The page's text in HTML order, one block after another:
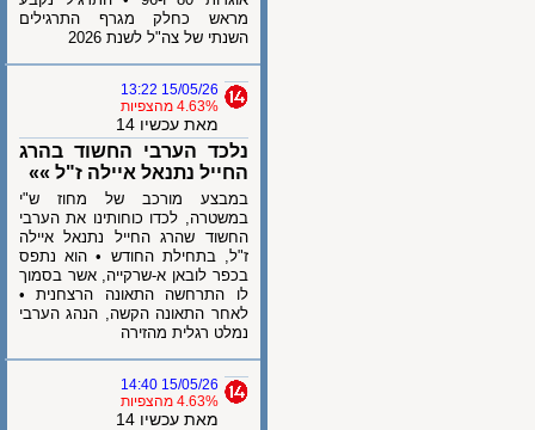
מראש כחלק מגרף התרגילים
השנתי של צה"ל לשנת 2026
15/05/26 13:22
4.63% מהצפיות
מאת עכשיו 14
נלכד הערבי החשוד בהרג
החייל נתנאל איילה ז"ל »»
במבצע מורכב של מחוז ש"י
במשטרה, לכדו כוחותינו את הערבי
החשוד שהרג החייל נתנאל איילה
ז"ל, בתחילת החודש • הוא נתפס
בכפר לובאן א-שרקייה, אשר בסמוך
לו התרחשה התאונה הרצחנית •
לאחר התאונה הקשה, הנהג הערבי
נמלט רגלית מהזירה
15/05/26 14:40
4.63% מהצפיות
מאת עכשיו 14